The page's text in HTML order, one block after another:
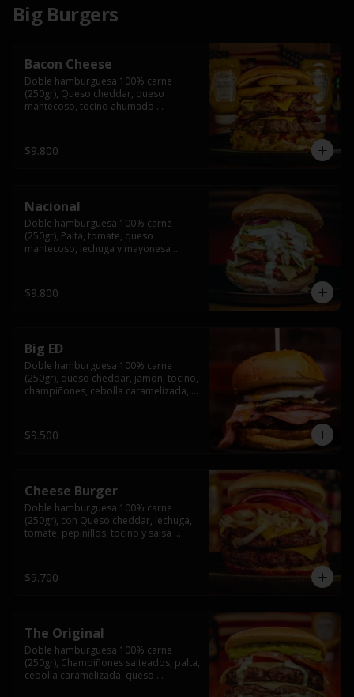
Big Burgers
Bacon Cheese
Doble hamburguesa 100% carne
(250gr), Queso cheddar, queso
mantecoso, tocino ahumado
brioche y acompañado de papas
fritas.
$9.800
Nacional
Doble hamburguesa 100% carne
(250gr), Palta, tomate, queso
mantecoso, lechuga y mayonesa
$9.800
Big ED
Doble hamburguesa 100% carne
(250gr), queso cheddar, jamon, tocino,
champiñones, cebolla caramelizada,
$9.500
Cheese Burger
Doble hamburguesa 100% carne
(250gr), con Queso cheddar, lechuga,
tomate, pepinillos, tocino y salsa
$9.700
The Original
Doble hamburguesa 100% carne
(250gr), Champiñones salteados, palta,
cebolla caramelizada, queso